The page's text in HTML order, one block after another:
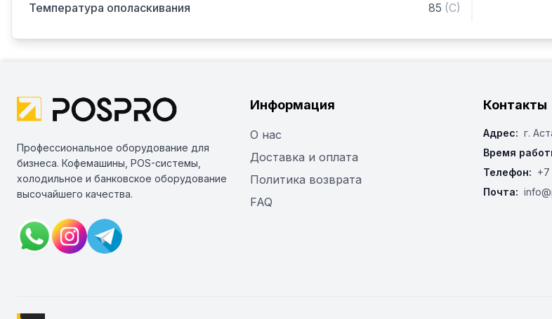
Температура ополаскивания 85 (C)
Профессиональное оборудование для
бизнеса. Кофемашины, POS-системы,
холодильное и банковское оборудование
высочайшего качества.
Информация
О нас
Доставка и оплата
Политика возврата
FAQ
Контакты
Адрес: г.
Время
Телефон: +7
Почта: